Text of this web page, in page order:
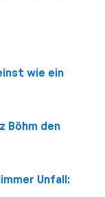
wie ein
Böhm den
Unfall: